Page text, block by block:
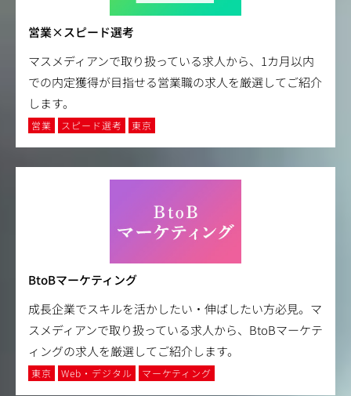
営業×スピード選考
マスメディアンで取り扱っている求人から、1カ月以内
での内定獲得が目指せる営業職の求人を厳選してご紹介
します。
営業 スピード選考 東京
BtoBマーケティング
成長企業でスキルを活かしたい・伸ばしたい方必見。マ
スメディアンで取り扱っている求人から、BtoBマーケテ
ィングの求人を厳選してご紹介します。
東京 Web・デジタル マーケティング